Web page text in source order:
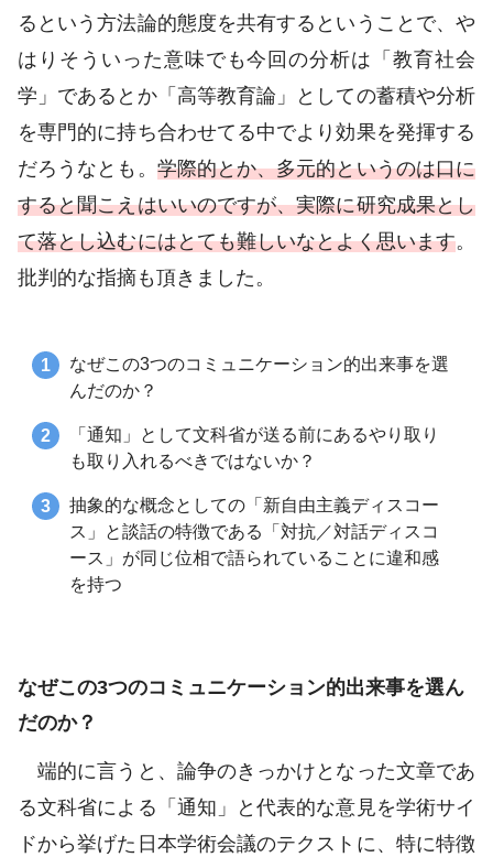
るという方法論的態度を共有するということで、や
はりそういった意味でも今回の分析は「教育社会
学」であるとか「高等教育論」としての蓄積や分析
を専門的に持ち合わせてる中でより効果を発揮する
だろうなとも。 学際的とか、多元的というのは口に
すると聞こえはいいのですが、実際に研究成果とし
て落とし込むにはとても難しいなとよく思います。
批判的な指摘も頂きました。
なぜこの3つのコミュニケーション的出来事を選
んだのか？
「通知」として文科省が送る前にあるやり取り
も取り入れるべきではないか？
抽象的な概念としての「新自由主義ディスコー
ス」と談話の特徴である「対抗／対話ディスコ
ース」が同じ位相で語られていることに違和感
を持つ
なぜこの3つのコミュニケーション的出来事を選ん
だのか？
端的に言うと、論争のきっかけとなった文章であ
る文科省による「通知」と代表的な意見を学術サイ
ドから挙げた日本学術会議のテクストに、特に特徴